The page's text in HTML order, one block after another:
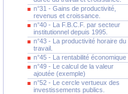
n°31 - Gains de productivité,
revenus et croissance.
n°40 - La F.B.C.F. par secteur
institutionnel depuis 1995.
n°43 - La productivité horaire du
travail.
n°45 - La rentabilité économique
n°49 - Le calcul de la valeur
ajoutée (exemple)
n°52 - Le cercle vertueux des
investissements publics.